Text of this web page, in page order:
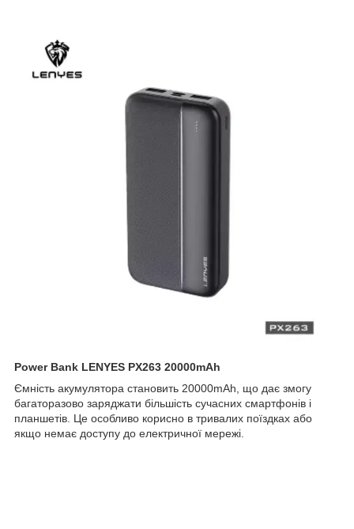
Power Bank LENYES PX263 20000mAh
Ємність акумулятора становить 20000mAh, що дає змогу
багаторазово заряджати більшість сучасних смартфонів і
планшетів. Це особливо корисно в тривалих поїздках або
якщо немає доступу до електричної мережі.